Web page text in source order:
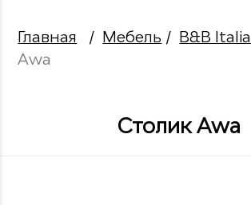
Главная / Мебель / B&B Italia
Awa
Столик Awa